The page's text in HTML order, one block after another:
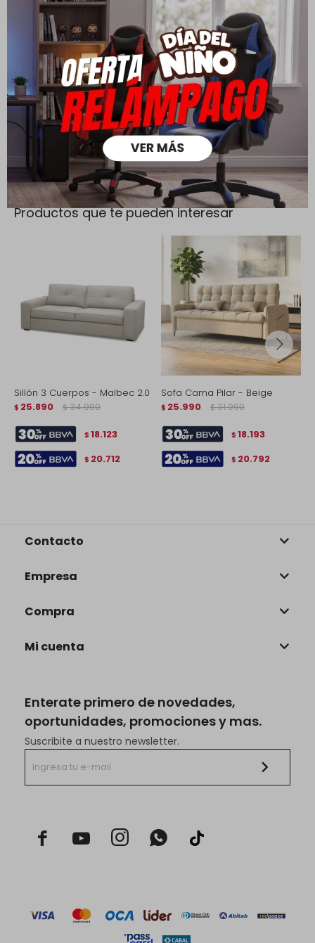
Cambios y Devoluciones
Todas las compras realizadas tienen un plazo de 5 días para
su cambio.
Ver mas
Medios de pago
Productos que te pueden interesar
Sillón 3 Cuerpos - Malbec 2.0
$ 25.890 $ 34.990
$ 18.123
$ 20.712
Sofa Cama Pilar - Beige
$ 25.990 $ 31.990
$ 18.193
$ 20.792
Enterate primero de novedades,
oportunidades, promociones y mas.
Suscribite a nuestro newsletter.
  
Contacto
Empresa
Compra
Mi cuenta